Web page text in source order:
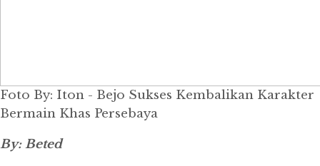
Foto By: Iton - Bejo Sukses Kembalikan Karakter
Bermain Khas Persebaya
By: Beted